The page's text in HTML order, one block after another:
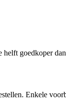
goedkoper
Enkele